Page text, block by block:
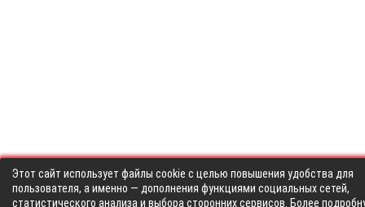
Этот сайт использует файлы cookie с целью повышения удобства для
пользователя, а именно — дополнения функциями социальных сетей,
статистического анализа и выбора сторонних сервисов. Более